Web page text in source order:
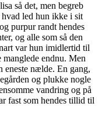
så det, men begreb
led hun ikke i sit
purpur randt hendes
og alle som så den
var hun imidlertid til
manglede endnu. Men
eneste nælde. En gang,
og plukke nogle
vandring og på
fast som hendes tillid til